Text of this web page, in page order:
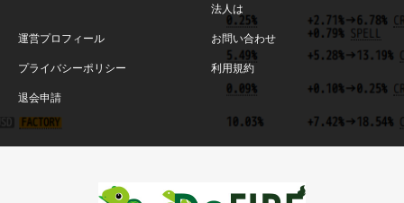
法人は
運営プロフィール お問い合わせ
プライバシーポリシー 利用規約
退会申請